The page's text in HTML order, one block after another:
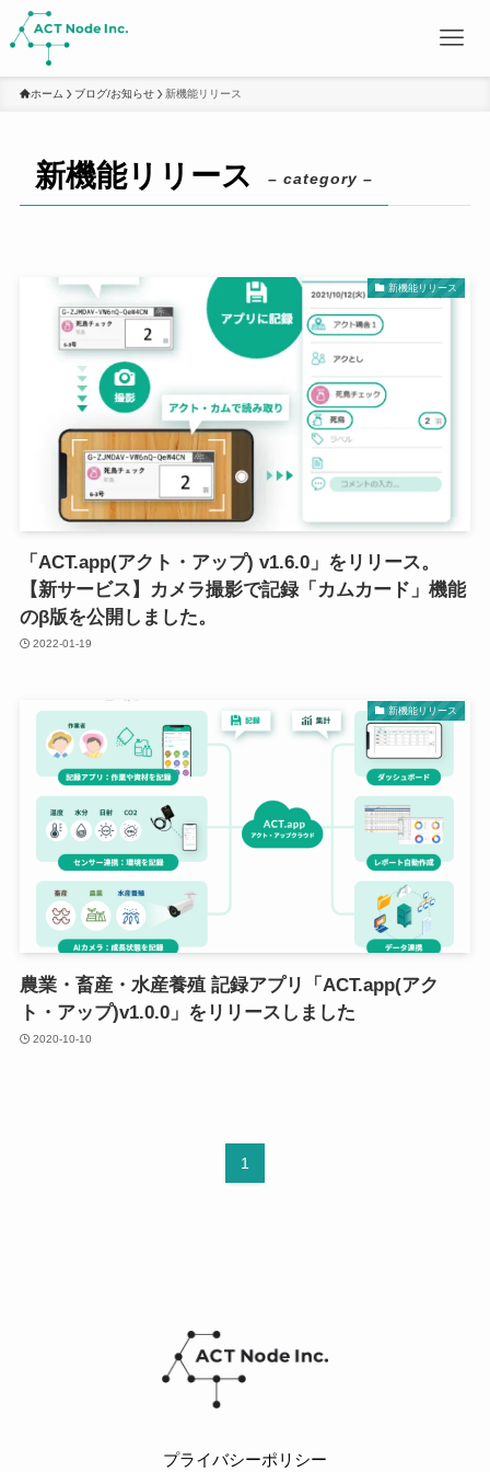
ホーム ブログ/お知らせ 新機能リリース
新機能リリース – category –
新機能リリース
「ACT.app(アクト・アップ) v1.6.0」をリリース。
【新サービス】カメラ撮影で記録「カムカード」機能
のβ版を公開しました。
2022-01-19
新機能リリース
農業・畜産・水産養殖 記録アプリ「ACT.app(アク
ト・アップ)v1.0.0」をリリースしました
2020-10-10
1
プライバシーポリシー